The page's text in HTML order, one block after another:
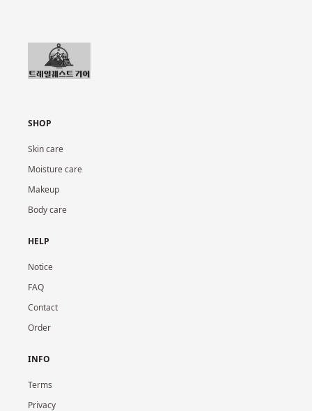
SHOP
Skin care
Moisture care
Makeup
Body care
HELP
Notice
FAQ
Contact
Order
INFO
Terms
Privacy